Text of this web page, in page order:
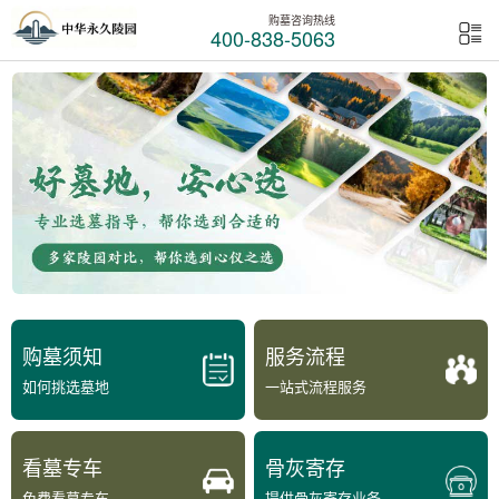
购墓咨询热线
400-838-5063
购墓须知
如何挑选墓地
服务流程
一站式流程服务
看墓专车 骨灰寄存